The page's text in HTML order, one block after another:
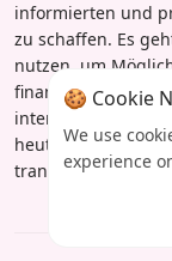
informierten und
zu schaffen. Es
nutzen, um
finanzielle Zukunft
interagieren Sie
heute, Ihre
transformieren –
🍪 Cookie
We use
experience